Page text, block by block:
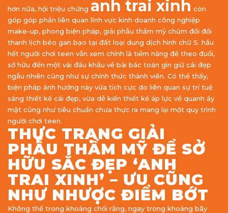
hơn nữa, hội triệu chứng anh trai xinh còn
góp góp phần liên quan lĩnh vực kinh doanh công nghiệp
make-up, phong biện pháp, giải phẫu thẩm mỹ chũm đổi đổi
thanh lịch béo gan bạo tại đất loại dung dịch hình chữ S. hầu
hết người chơi teen vẫn xem chính là tiềm năng để theo đuổi,
sở hữu đến một vài đấu khẩu về bài bác toán gìn giữ cái đẹp
ngẫu nhiên cũng như sự chính thức thành viên. Có thể thấy,
biện pháp ảnh hưởng này vừa tích cực do liên quan sự trí tuệ
sáng thiết kế cái đẹp, vừa dễ kiến thiết kế áp lực về quanh ấy
mặt cũng như tiêu chuẩn chưa thực ra mang lại một quy trình
người chơi teen.
THỰC TRẠNG GIẢI
PHẪU THẨM MỸ ĐỂ SỞ
HỮU SẮC ĐẸP ‘ANH
TRAI XINH’ – ƯU CŨNG
NHƯ NHƯỢC ĐIỂM BỚT
Không thể trong khoảng chối rằng, ngay trong khoảng bây